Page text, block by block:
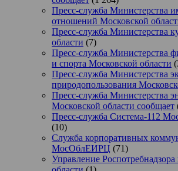
Пресс-служба Министерства
отношений Московской
Пресс-служба Министерства
области (7)
Пресс-служба Министерства
и спорта Московской области
Пресс-служба Министерства
природопользования
Пресс-служба Министерства
Московской области сообщает
Пресс-служба Система-112
(10)
Служба корпоративных
МосОблЕИРЦ (71)
Управление